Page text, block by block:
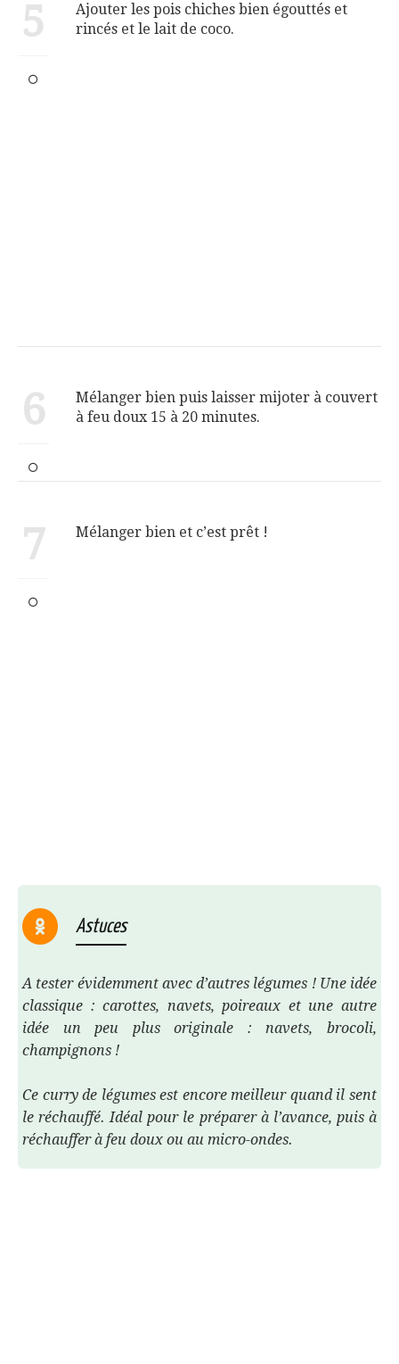
5
Ajouter les pois chiches bien égouttés et
rincés et le lait de coco.
6
Mélanger bien puis laisser mijoter à couvert
à feu doux 15 à 20 minutes.
7 Mélanger bien et c’est prêt !
Astuces
A tester évidemment avec d’autres légumes ! Une idée
classique : carottes, navets, poireaux et une autre
idée un peu plus originale : navets, brocoli,
champignons !
Ce curry de légumes est encore meilleur quand il sent
le réchauffé. Idéal pour le préparer à l’avance, puis à
réchauffer à feu doux ou au micro-ondes.